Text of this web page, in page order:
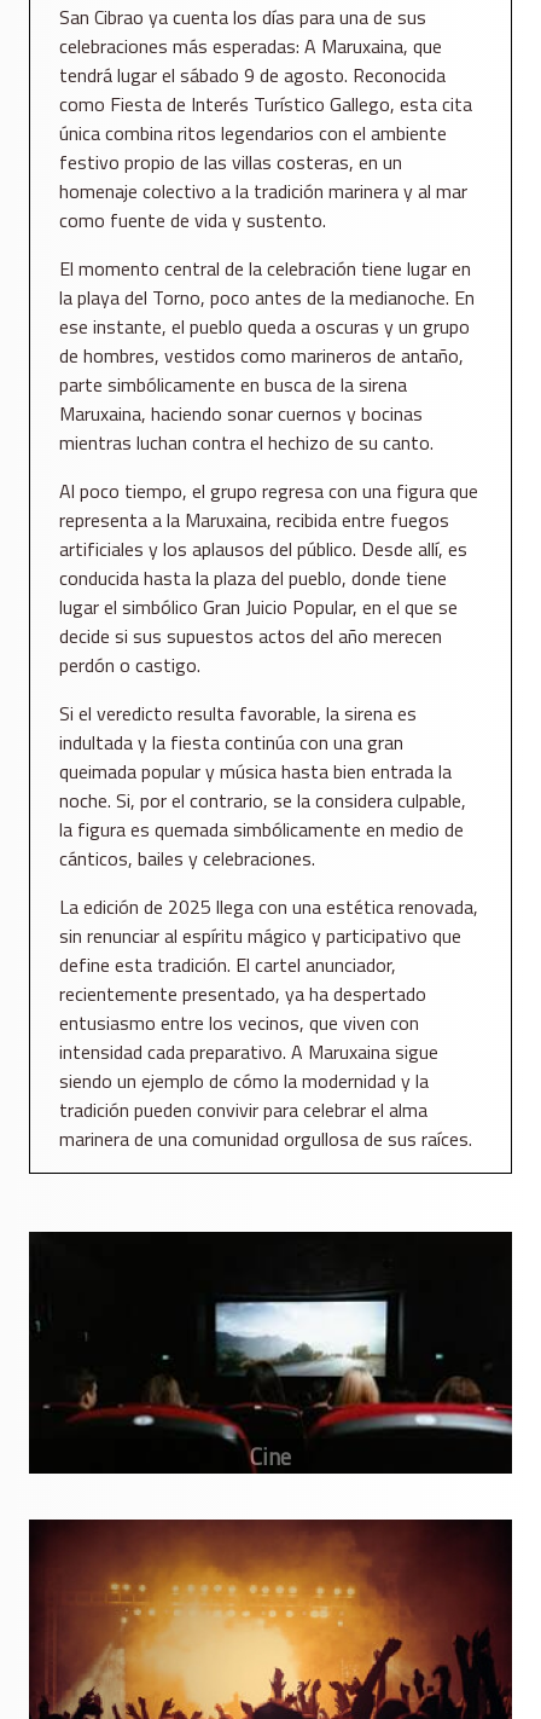
San Cibrao ya cuenta los días para una de sus
celebraciones más esperadas: A Maruxaina, que
tendrá lugar el sábado 9 de agosto. Reconocida
como Fiesta de Interés Turístico Gallego, esta cita
única combina ritos legendarios con el ambiente
festivo propio de las villas costeras, en un
homenaje colectivo a la tradición marinera y al mar
como fuente de vida y sustento.
El momento central de la celebración tiene lugar en
la playa del Torno, poco antes de la medianoche. En
ese instante, el pueblo queda a oscuras y un grupo
de hombres, vestidos como marineros de antaño,
parte simbólicamente en busca de la sirena
Maruxaina, haciendo sonar cuernos y bocinas
mientras luchan contra el hechizo de su canto.
Al poco tiempo, el grupo regresa con una figura que
representa a la Maruxaina, recibida entre fuegos
artificiales y los aplausos del público. Desde allí, es
conducida hasta la plaza del pueblo, donde tiene
lugar el simbólico Gran Juicio Popular, en el que se
decide si sus supuestos actos del año merecen
perdón o castigo.
Si el veredicto resulta favorable, la sirena es
indultada y la fiesta continúa con una gran
queimada popular y música hasta bien entrada la
noche. Si, por el contrario, se la considera culpable,
la figura es quemada simbólicamente en medio de
cánticos, bailes y celebraciones.
La edición de 2025 llega con una estética renovada,
sin renunciar al espíritu mágico y participativo que
define esta tradición. El cartel anunciador,
recientemente presentado, ya ha despertado
entusiasmo entre los vecinos, que viven con
intensidad cada preparativo. A Maruxaina sigue
siendo un ejemplo de cómo la modernidad y la
tradición pueden convivir para celebrar el alma
marinera de una comunidad orgullosa de sus raíces.